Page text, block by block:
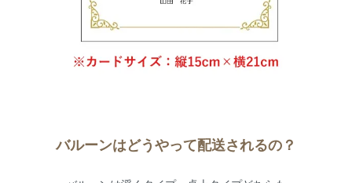
バルーンはどうやって配送されるの？